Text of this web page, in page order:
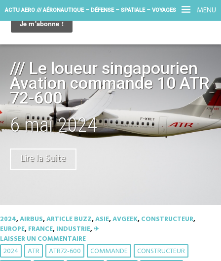
MENU
ACTU AERO /// AÉRONAUTIQUE – DÉFENSE – SPATIALE – VOYAGES
/// Le loueur singapourien
Avation commande 10 ATR
72-600
6 mai 2024
Lire la Suite
2024,AIRBUS,ARTICLE BUZZ,ASIE,AVGEEK,CONSTRUCTEUR,
EUROPE,FRANCE,INDUSTRIE,✈︎
LAISSER UN COMMENTAIRE
2024 ATR ATR72-600 COMMANDE
CONSTRUCTEUR